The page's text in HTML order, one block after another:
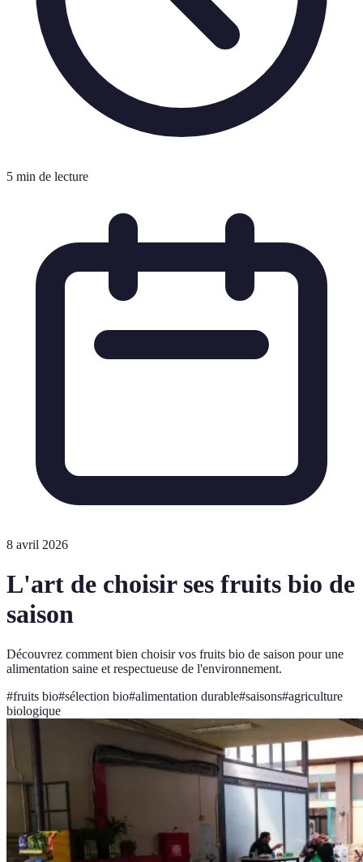
5 min de lecture
8 avril 2026
L'art de choisir ses fruits bio de
saison
Découvrez comment bien choisir vos fruits bio de saison pour une
alimentation saine et respectueuse de l'environnement.
#fruits bio#sélection bio#alimentation durable#saisons#agriculture
biologique